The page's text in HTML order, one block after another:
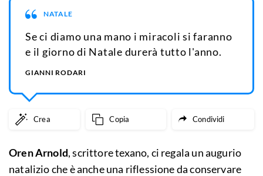
NATALE
Se ci diamo una mano i miracoli si faranno
e il giorno di Natale durerà tutto l'anno.
GIANNI RODARI
Crea Copia Condividi
Oren Arnold, scrittore texano, ci regala un augurio
natalizio che è anche una riflessione da conservare